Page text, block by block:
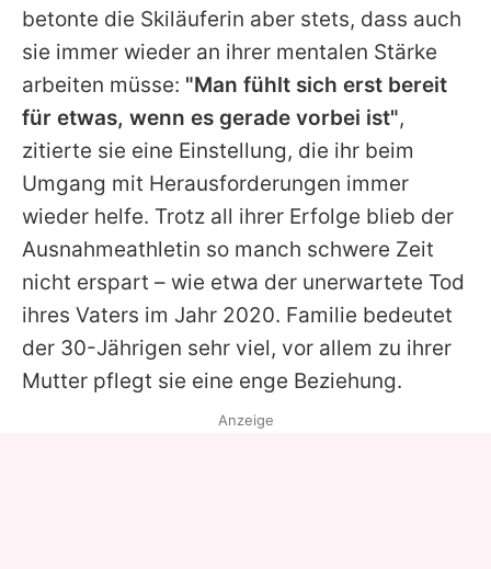
betonte die Skiläuferin aber stets, dass auch
sie immer wieder an ihrer mentalen Stärke
arbeiten müsse: "Man fühlt sich erst bereit
für etwas, wenn es gerade vorbei ist",
zitierte sie eine Einstellung, die ihr beim
Umgang mit Herausforderungen immer
wieder helfe. Trotz all ihrer Erfolge blieb der
Ausnahmeathletin so manch schwere Zeit
nicht erspart – wie etwa der unerwartete Tod
ihres Vaters im Jahr 2020. Familie bedeutet
der 30-Jährigen sehr viel, vor allem zu ihrer
Mutter pflegt sie eine enge Beziehung.
Anzeige